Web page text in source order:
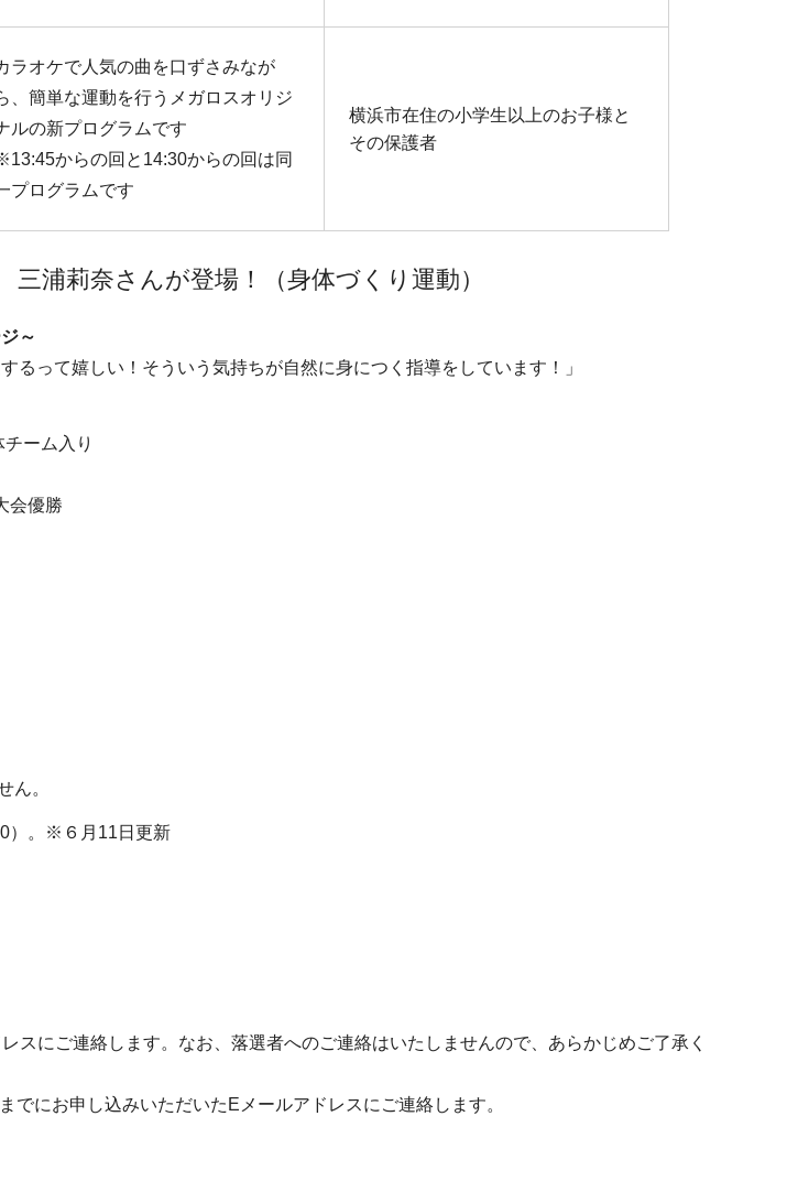
ラオケで人気の曲を口ずさみなが
、簡単な運動を行うメガロスオリジ
ルの新プログラムです
からの回と14:30からの回は同
プログラムです
横浜市在住の小学生以上のお子様と
その保護者
莉奈さんが登場！（身体づくり運動）
～
るって嬉しい！そういう気持ちが自然に身につく指導をしています！」
ーム入り
会優勝
ん。
）。※６月11日更新
にご連絡します。なお、落選者へのご連絡はいたしませんので、あらかじめご了承く
にお申し込みいただいたEメールアドレスにご連絡します。